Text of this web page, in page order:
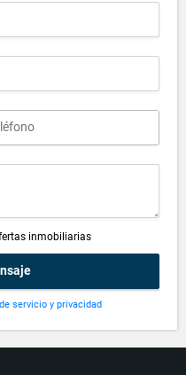
inmobiliarias
servicio y privacidad